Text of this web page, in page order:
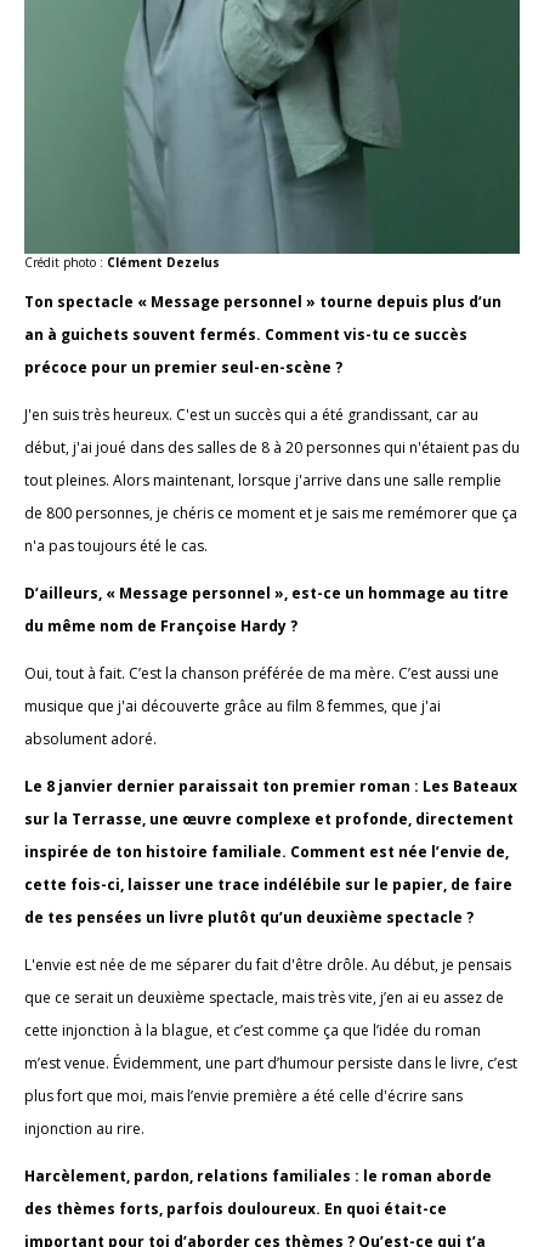
Crédit photo : Clément Dezelus
Ton spectacle « Message personnel » tourne depuis plus d’un
an à guichets souvent fermés. Comment vis-tu ce succès
précoce pour un premier seul-en-scène ?
J'en suis très heureux. C'est un succès qui a été grandissant, car au
début, j'ai joué dans des salles de 8 à 20 personnes qui n'étaient pas du
tout pleines. Alors maintenant, lorsque j'arrive dans une salle remplie
de 800 personnes, je chéris ce moment et je sais me remémorer que ça
n'a pas toujours été le cas.
D’ailleurs, « Message personnel », est-ce un hommage au titre
du même nom de Françoise Hardy ?
Oui, tout à fait. C’est la chanson préférée de ma mère. C’est aussi une
musique que j'ai découverte grâce au film 8 femmes, que j'ai
absolument adoré.
Le 8 janvier dernier paraissait ton premier roman : Les Bateaux
sur la Terrasse, une œuvre complexe et profonde, directement
inspirée de ton histoire familiale. Comment est née l’envie de,
cette fois-ci, laisser une trace indélébile sur le papier, de faire
de tes pensées un livre plutôt qu’un deuxième spectacle ?
L'envie est née de me séparer du fait d'être drôle. Au début, je pensais
que ce serait un deuxième spectacle, mais très vite, j’en ai eu assez de
cette injonction à la blague, et c’est comme ça que l’idée du roman
m’est venue. Évidemment, une part d’humour persiste dans le livre, c’est
plus fort que moi, mais l’envie première a été celle d'écrire sans
injonction au rire.
Harcèlement, pardon, relations familiales : le roman aborde
des thèmes forts, parfois douloureux. En quoi était-ce
important pour toi d’aborder ces thèmes ? Qu’est-ce qui t’a